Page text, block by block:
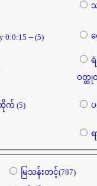
e-1 waitfor delay 0:0:15 -- (5)
ရဲ
မောင်ကောင်းးထိုက် (5)
မြသန်းတင့်(787)